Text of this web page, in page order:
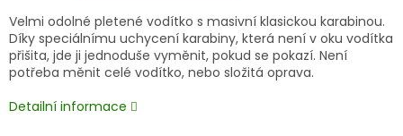
Velmi odolné pletené vodítko s masivní klasickou karabinou.
Díky speciálnímu uchycení karabiny, která není v oku vodítka
přišita, jde ji jednoduše vyměnit, pokud se pokazí. Není
potřeba měnit celé vodítko, nebo složitá oprava.
Detailní informace